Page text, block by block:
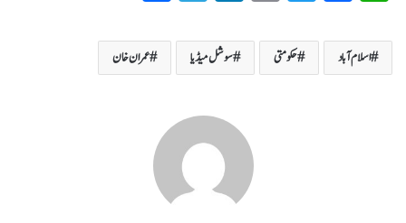
ha
ts
A
ce
bo
ok
wi
tte
r
m
ail
nk
ed
In
el
eg
ra
re اسلام آباد حکومتی سوشل میڈیا عمران خان